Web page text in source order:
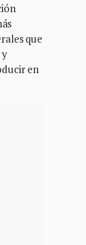
que
en